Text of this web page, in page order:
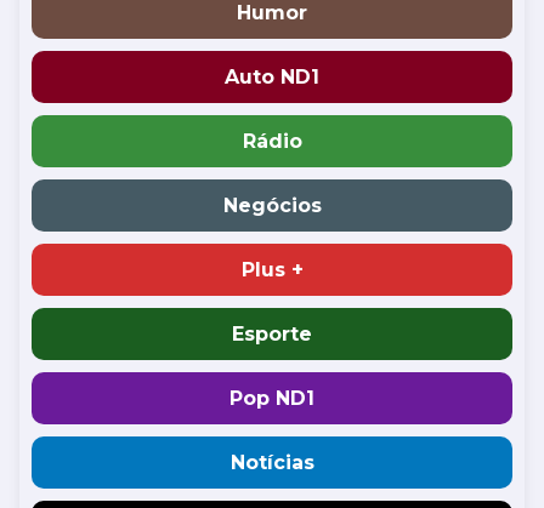
Humor
Auto ND1
Rádio
Negócios
Plus +
Esporte
Pop ND1
Notícias